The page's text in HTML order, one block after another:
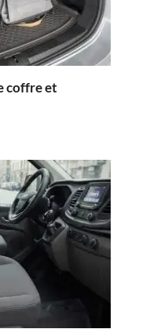
coffre et